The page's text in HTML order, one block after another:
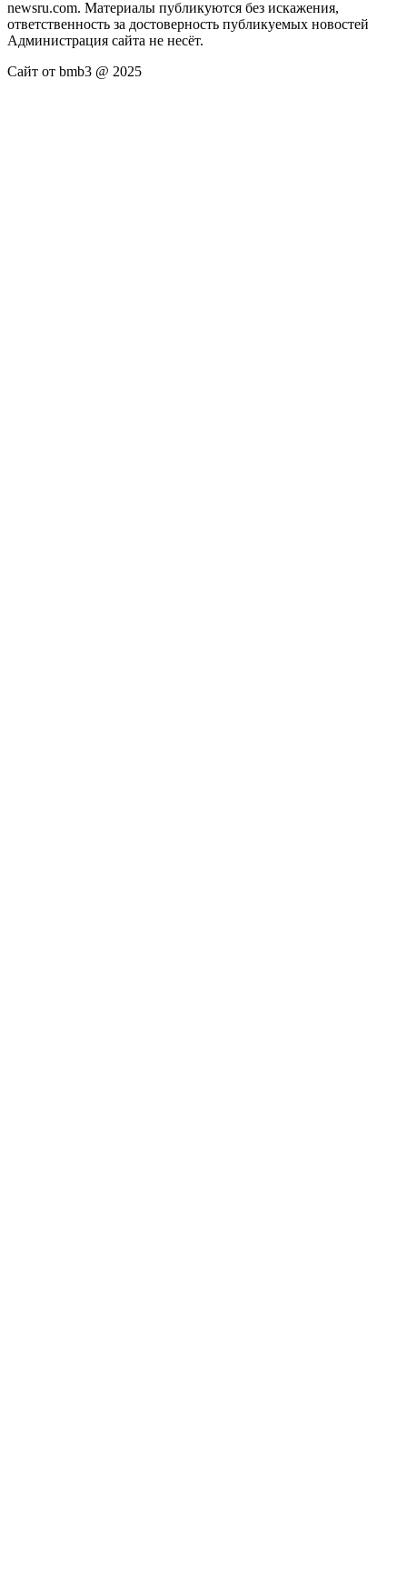
newsru.com. Материалы публикуются без искажения,
ответственность за достоверность публикуемых новостей
Администрация сайта не несёт.
Сайт от bmb3 @ 2025